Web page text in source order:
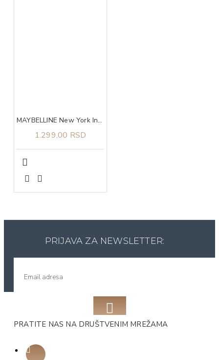
MAYBELLINE New York Instant Anti-Age Eraser Korektor 00 Ivory
1.299,00 RSD
PRIJAVA ZA NEWSLETTER:
PRATITE NAS NA DRUŠTVENIM MREŽAMA